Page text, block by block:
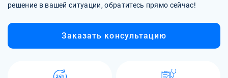
решение в вашей ситуации, обратитесь прямо сейчас!
Заказать консультацию